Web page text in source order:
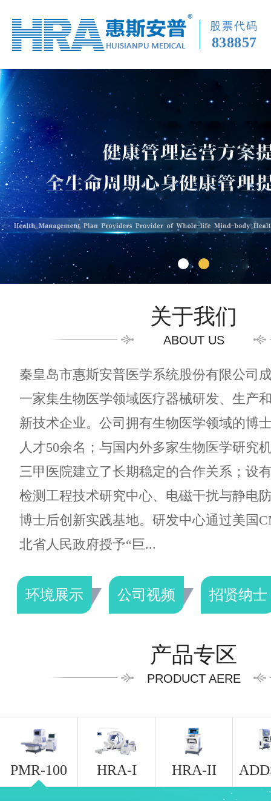
股票代码
838857
关于我们
ABOUT US
秦皇岛市惠斯安普医学系统股份有限公司
一家集生物医学领域医疗器械研发、生产
新技术企业。公司拥有生物医学领域的博
人才50余名；与国内外多家生物医学研究
三甲医院建立了长期稳定的合作关系；设
检测工程技术研究中心、电磁干扰与静电
博士后创新实践基地。研发中心通过美国
北省人民政府授予“巨...
环境展示 公司视频 招贤纳士
产品专区
PRODUCT AERE
PMR-100 HRA-I HRA-II